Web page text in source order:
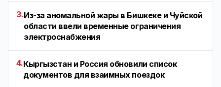
3.Из-за аномальной жары в Бишкеке и Чуйской
области ввели временные ограничения
электроснабжения
4.Кыргызстан и Россия обновили список
документов для взаимных поездок